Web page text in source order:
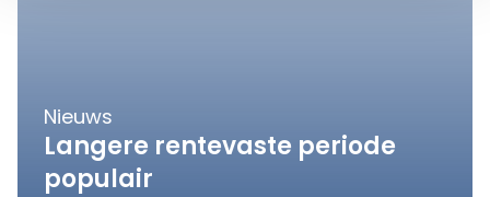
Nieuws
Langere rentevaste periode
populair